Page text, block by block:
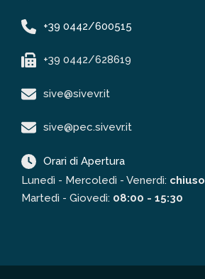
+39 0442/600515
+39 0442/628619
sive@sivevr.it
sive@pec.sivevr.it
Orari di Apertura
Lunedì - Mercoledì - Venerdì: chiuso
Martedì - Giovedì: 08:00 - 15:30